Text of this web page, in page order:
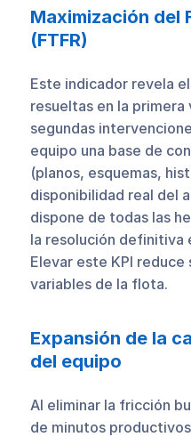
Maximización del
(FTFR)
Este indicador revela
resueltas en la
segundas
equipo una base de
(planos, esquemas,
disponibilidad real del
dispone de todas las
la resolución definitiva
Elevar este KPI
variables de la flota.
Expansión de la
del equipo
Al eliminar la fricción
de minutos